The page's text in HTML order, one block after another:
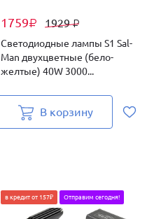
1759₽ 1929₽
Светодиодные лампы S1 Sal-
Man двухцветные (бело-
желтые) 40W 3000...
В корзину
в кредит от 157₽ Отправим сегодня!